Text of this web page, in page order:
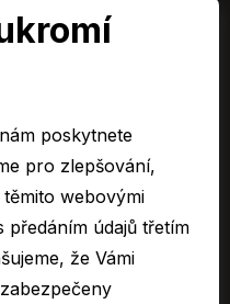
s.r.o.
UH s.r.o.
UH s.r.o.
poskytnete
pro zlepšování,
webovými
že Vámi